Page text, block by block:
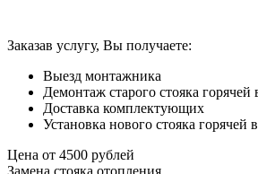
Заказав услугу, Вы получаете:
Выезд монтажника
Демонтаж старого стояка горячей
Доставка комплектующих
Установка нового стояка горячей
Цена от 4500 рублей
Замена стояка отопления